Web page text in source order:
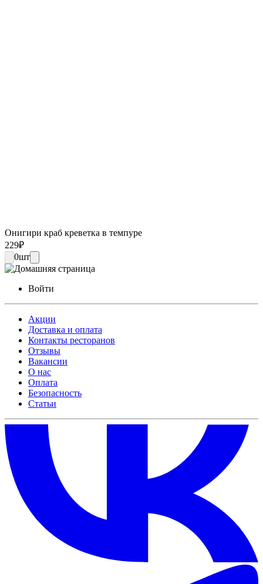
Онигири краб креветка в темпуре
229₽
0шт
Войти
Акции
Доставка и оплата
Контакты ресторанов
Отзывы
Вакансии
О нас
Оплата
Безопасность
Статьи